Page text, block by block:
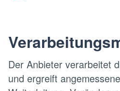
Der Anbieter verarbeitet
und ergreift